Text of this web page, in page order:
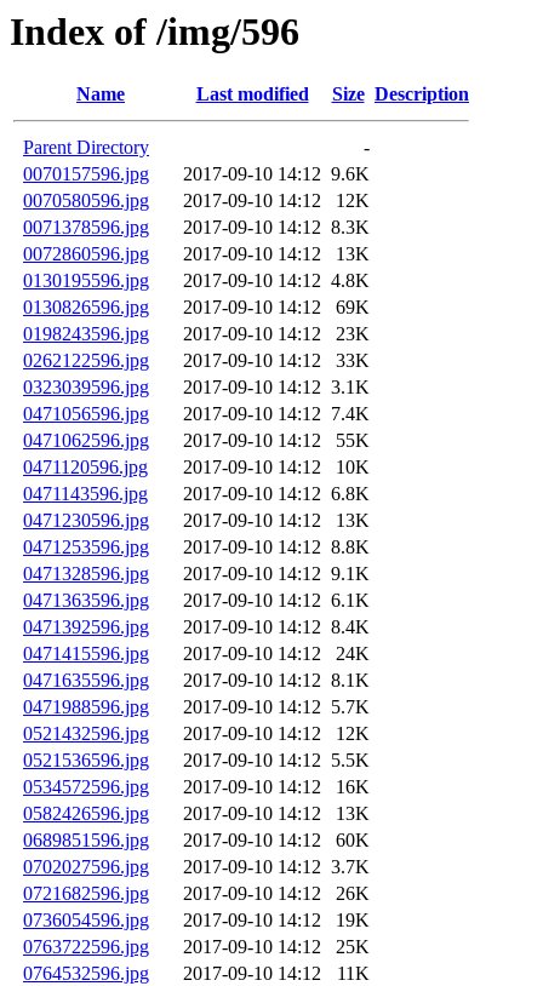
Index of /img/596
Name Last modified Size Description
Parent Directory
-
0070157596.jpg
2017-09-10 14:12 9.6K
0070580596.jpg
2017-09-10 14:12
12K
0071378596.jpg
2017-09-10 14:12 8.3K
0072860596.jpg
2017-09-10 14:12
13K
0130195596.jpg
2017-09-10 14:12 4.8K
0130826596.jpg
2017-09-10 14:12
69K
0198243596.jpg
2017-09-10 14:12
23K
0262122596.jpg
2017-09-10 14:12
33K
0323039596.jpg
2017-09-10 14:12 3.1K
0471056596.jpg
2017-09-10 14:12 7.4K
0471062596.jpg
2017-09-10 14:12
55K
0471120596.jpg
2017-09-10 14:12
10K
0471143596.jpg
2017-09-10 14:12 6.8K
0471230596.jpg
2017-09-10 14:12
13K
0471253596.jpg
2017-09-10 14:12 8.8K
0471328596.jpg
2017-09-10 14:12 9.1K
0471363596.jpg
2017-09-10 14:12 6.1K
0471392596.jpg
2017-09-10 14:12 8.4K
0471415596.jpg
2017-09-10 14:12
24K
0471635596.jpg
2017-09-10 14:12 8.1K
0471988596.jpg
2017-09-10 14:12 5.7K
0521432596.jpg
2017-09-10 14:12
12K
0521536596.jpg
2017-09-10 14:12 5.5K
0534572596.jpg
2017-09-10 14:12
16K
0582426596.jpg
2017-09-10 14:12
13K
0689851596.jpg
2017-09-10 14:12
60K
0702027596.jpg
2017-09-10 14:12 3.7K
0721682596.jpg
2017-09-10 14:12
26K
0736054596.jpg
2017-09-10 14:12
19K
0763722596.jpg
2017-09-10 14:12
25K
0764532596.jpg
2017-09-10 14:12
11K